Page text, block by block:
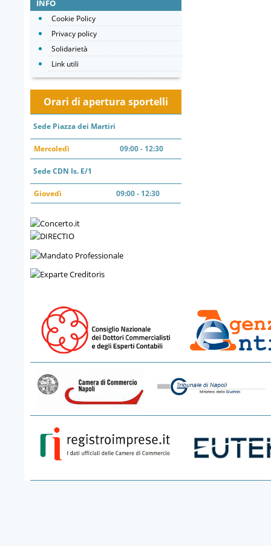
INFO
Cookie Policy
Privacy policy
Solidarietà
Link utili
Orari di apertura sportelli
Sede Piazza dei Martiri
Mercoledì 09:00 - 12:30
Sede CDN Is. E/1
Giovedì 09:00 - 12:30